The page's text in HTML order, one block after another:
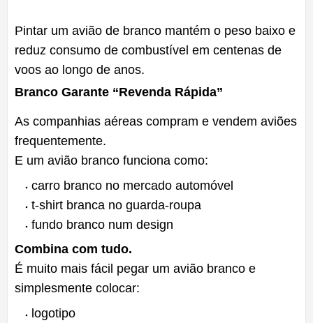
Pintar um avião de branco mantém o peso baixo e
reduz consumo de combustível em centenas de
voos ao longo de anos.
Branco Garante “Revenda Rápida”
As companhias aéreas compram e vendem aviões
frequentemente.
E um avião branco funciona como:
carro branco no mercado automóvel
t-shirt branca no guarda-roupa
fundo branco num design
Combina com tudo.
É muito mais fácil pegar um avião branco e
simplesmente colocar:
logotipo